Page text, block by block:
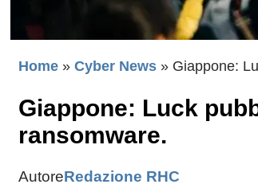
Home » Cyber News » Giappone:
Giappone: Luck
ransomware.
AutoreRedazione RHC